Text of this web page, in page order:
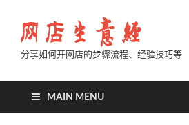
分享如何开网店的步骤流程、经验技巧等
MAIN MENU